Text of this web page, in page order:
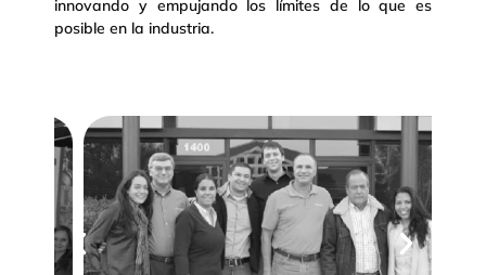
innovando y empujando los límites de lo que es
posible en la industria.